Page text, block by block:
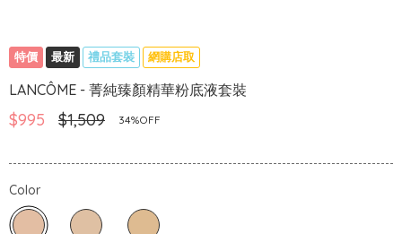
特價 最新 禮品套裝 網購店取
LANCÔME - 菁純臻顏精華粉底液套裝
$995 $1,509 34%OFF
Color